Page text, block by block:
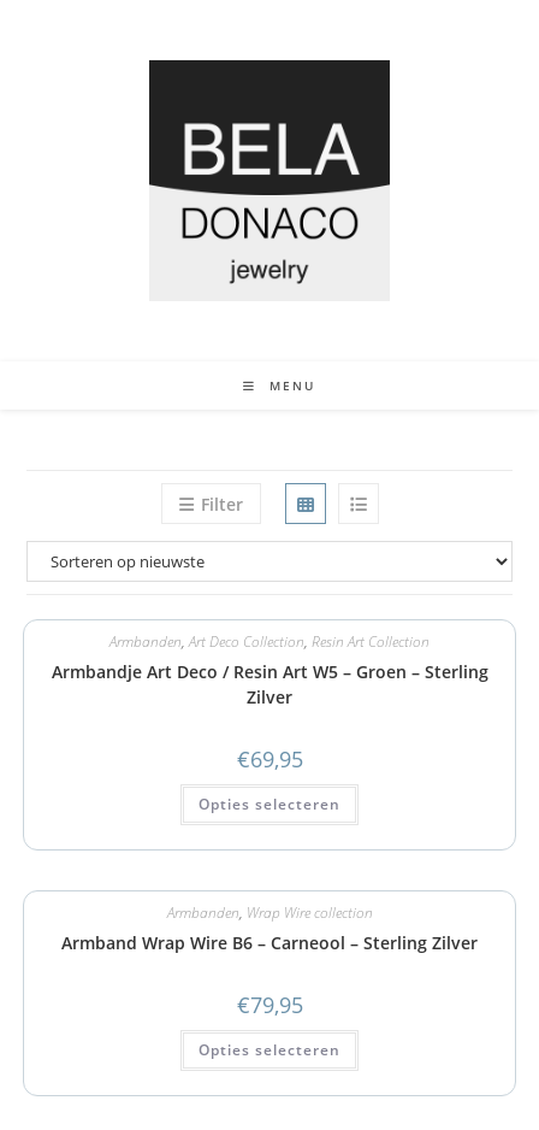
MENU
Filter
Armbanden,Art Deco Collection, Resin Art Collection
Armbandje Art Deco / Resin Art W5 – Groen – Sterling
Zilver
€69,95
Opties selecteren
Armbanden, Wrap Wire collection
Armband Wrap Wire B6 – Carneool – Sterling Zilver
€79,95
Opties selecteren